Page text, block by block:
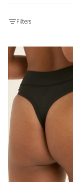
Filters